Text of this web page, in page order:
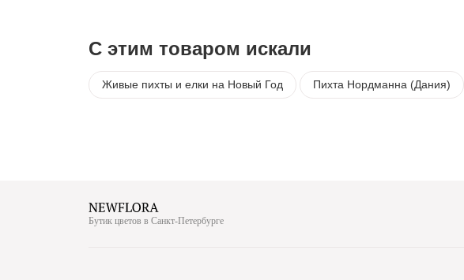
С этим товаром искали
Живые пихты и елки на Новый Год Пихта Нордманна (Дания)
Бутик цветов в Санкт-Петербурге